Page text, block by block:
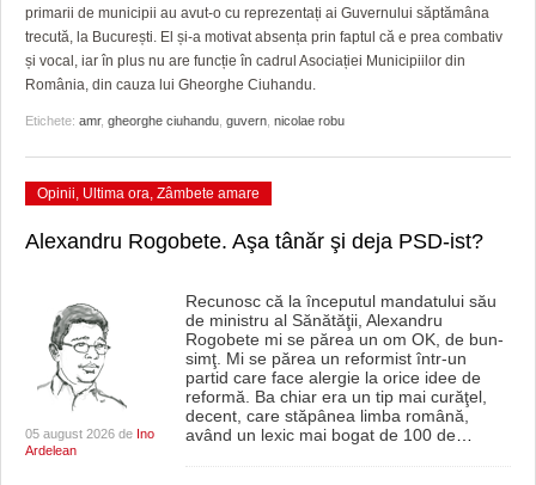
primarii de municipii au avut-o cu reprezentați ai Guvernului săptămâna
trecută, la București. El și-a motivat absența prin faptul că e prea combativ
și vocal, iar în plus nu are funcție în cadrul Asociației Municipiilor din
România, din cauza lui Gheorghe Ciuhandu.
Etichete: amr, gheorghe ciuhandu guvern nicolae robu
Opinii Ultima ora Zâmbete amare
Alexandru Rogobete. Aşa tânăr şi deja PSD-ist?
05 august 2026 de Ino
Ardelean
Recunosc că la începutul mandatului său
de ministru al Sănătăţii, Alexandru
Rogobete mi se părea un om OK, de bun-
simţ. Mi se părea un reformist într-un
partid care face alergie la orice idee de
reformă. Ba chiar era un tip mai curăţel,
decent, care stăpânea limba română,
având un lexic mai bogat de 100 de…